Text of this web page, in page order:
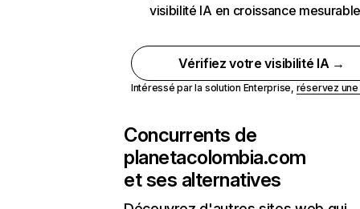
visibilité IA en croissance
Vérifiez votre visibilité IA →
Intéressé par la solution Enterprise, réservez
Concurrents de
planetacolombia.com
et ses alternatives